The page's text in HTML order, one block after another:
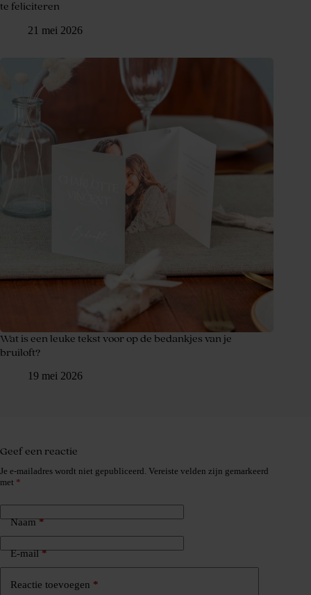
te feliciteren
21 mei 2026
Wat is een leuke tekst voor op de bedankjes van je
bruiloft?
19 mei 2026
Geef een reactie
Je e-mailadres wordt niet gepubliceerd. Vereiste velden zijn gemarkeerd
met *
Naam*
E-mail*
Reactie toevoegen *